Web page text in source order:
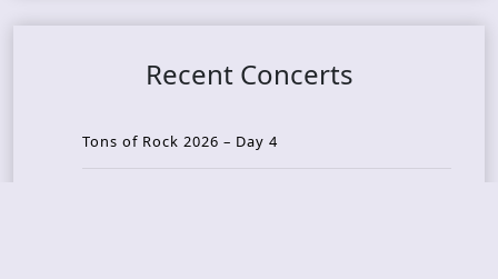
Recent Concerts
Tons of Rock 2026 – Day 4